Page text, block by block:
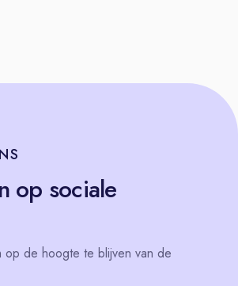
op sociale
op de hoogte te blijven van de